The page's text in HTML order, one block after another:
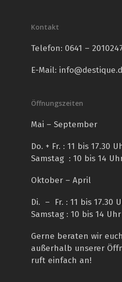
Kontakt
Telefon: 0641 –
E-Mail:
Öffnungszeiten
Mai – September
Do. + Fr. : 11 bis 17.30
Samstag : 10 bis 14
Oktober – April
Di. – Fr. : 11 bis 17.30
Samstag : 10 bis 14 Uhr
Gerne beraten wir
außerhalb unserer
ruft einfach an!